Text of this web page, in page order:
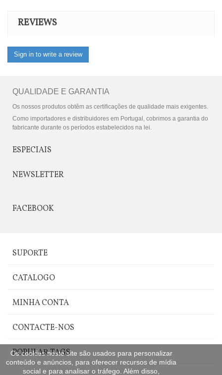
Os cookies neste site são usados para personalizar
conteúdo e anúncios, para oferecer recursos de mídia
social e para analisar o tráfego. Além disso,
REVIEWS
Sign in to write a review
QUALIDADE E GARANTIA
Os nossos produtos obtêm as certificações de qualidade mais exigentes.
Como importadores e distribuidores em Portugal, cobrimos a garantia do
fabricante durante os períodos estabelecidos na lei.
ESPECIAIS
NEWSLETTER
FACEBOOK
SUPORTE
CATALOGO
MINHA CONTA
CONTACTE-NOS
POPULAR TAGS